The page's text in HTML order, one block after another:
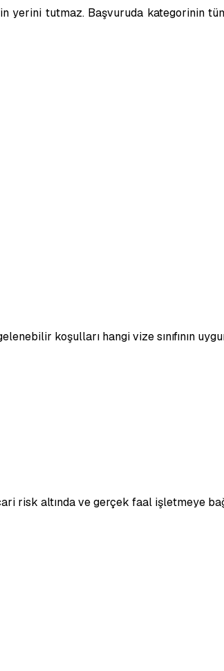
tutmaz. Başvuruda kategorinin
koşulları hangi vize sınıfının
risk altında ve gerçek faal işletmeye